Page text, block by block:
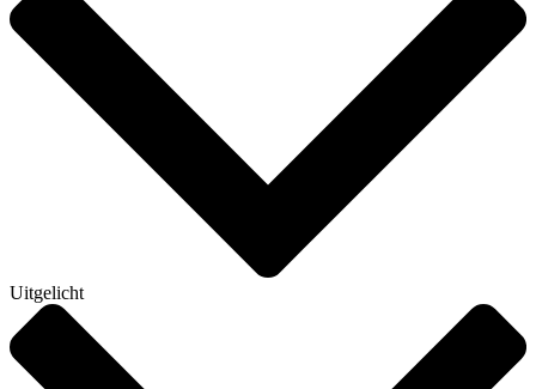
Uitgelicht